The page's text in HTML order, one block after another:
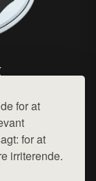
for at
for at
irriterende.
privatlivspolitik